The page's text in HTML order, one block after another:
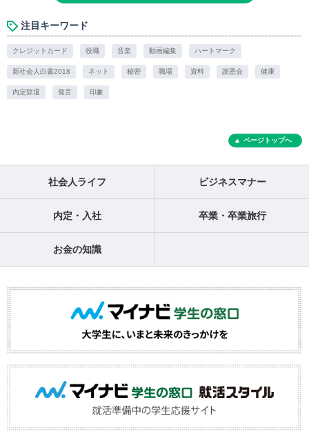
注目キーワード
クレジットカード 役職 音楽 動画編集 ハートマーク
新社会人白書2018 ネット 秘密 職場 資料 謝恩会 健康
内定辞退 発言 印象
ページトップへ
社会人ライフ ビジネスマナー
内定・入社 卒業・卒業旅行
お金の知識